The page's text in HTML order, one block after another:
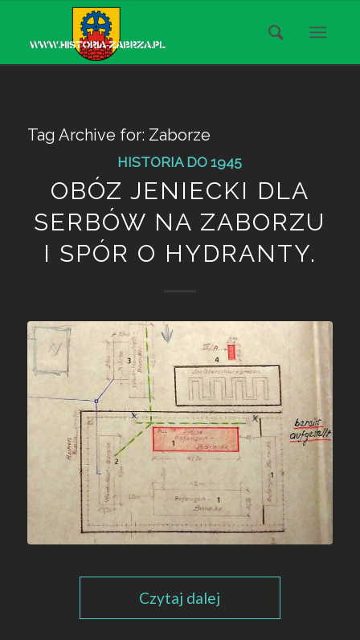
Tag Archive for: Zaborze
HISTORIA DO 1945
OBÓZ JENIECKI DLA
SERBÓW NA ZABORZU
I SPÓR O HYDRANTY.
Czytaj dalej